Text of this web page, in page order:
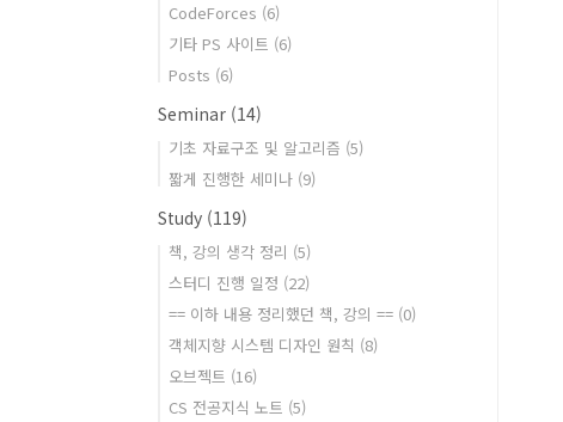
CodeForces (6)
기타 PS 사이트 (6)
Posts (6)
Seminar (14)
기초 자료구조 및 알고리즘 (5)
짧게 진행한 세미나 (9)
Study (119)
책, 강의 생각 정리 (5)
스터디 진행 일정 (22)
== 이하 내용 정리했던 책, 강의 == (0)
객체지향 시스템 디자인 원칙 (8)
오브젝트 (16)
CS 전공지식 노트 (5)